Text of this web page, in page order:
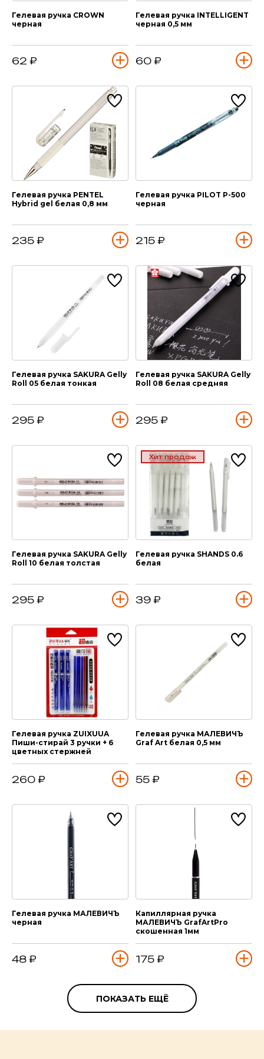
Гелевая ручка CROWN
черная
62 ₽
Гелевая ручка INTELLIGENT
черная 0,5 мм
60 ₽
Гелевая ручка PENTEL
Hybrid gel белая 0,8 мм
235 ₽
Гелевая ручка PILOT P-500
черная
215 ₽
Гелевая ручка SAKURA Gelly
Roll 05 белая тонкая
295 ₽
Гелевая ручка SAKURA Gelly
Roll 08 белая средняя
295 ₽
Гелевая ручка SAKURA Gelly
Roll 10 белая толстая
295 ₽
Хит продаж
Гелевая ручка SHANDS 0.6
белая
39 ₽
Гелевая ручка ZUIXUUA
Пиши-стирай 3 ручки + 6
цветных стержней
260 ₽
Гелевая ручка МАЛЕВИЧЪ
Graf Art белая 0,5 мм
55 ₽
Гелевая ручка МАЛЕВИЧЪ
черная
48 ₽
Капиллярная ручка
МАЛЕВИЧЪ GrafArtPro
скошенная 1мм
175 ₽
ПОКАЗАТЬ ЕЩЁ